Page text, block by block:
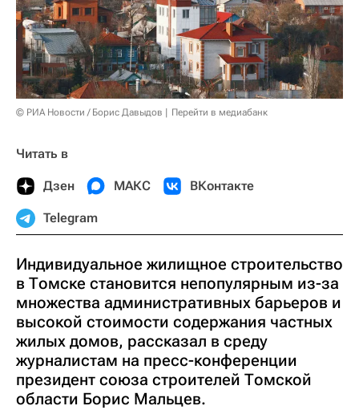
© РИА Новости / Борис Давыдов Перейти в медиабанк
Читать в
Дзен МАКС ВКонтакте
Telegram
Индивидуальное жилищное строительство
в Томске становится непопулярным из-за
множества административных барьеров и
высокой стоимости содержания частных
жилых домов, рассказал в среду
журналистам на пресс-конференции
президент союза строителей Томской
области Борис Мальцев.